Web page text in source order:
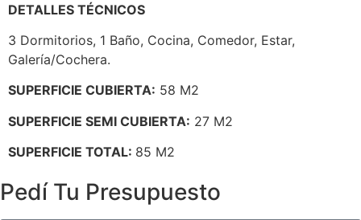
DETALLES TÉCNICOS
3 Dormitorios, 1 Baño, Cocina, Comedor, Estar,
Galería/Cochera.
SUPERFICIE CUBIERTA: 58 M2
SUPERFICIE SEMI CUBIERTA: 27 M2
SUPERFICIE TOTAL: 85 M2
Pedí Tu Presupuesto